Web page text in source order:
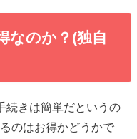
なのか？(独自
続きは簡単だというの
のはお得かどうかで